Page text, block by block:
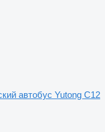
автобус Yutong C12